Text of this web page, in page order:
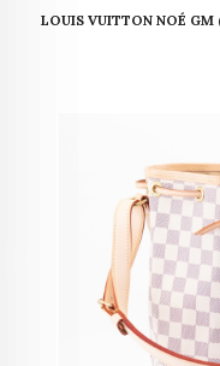
LOUIS VUITTON NOÉ GM